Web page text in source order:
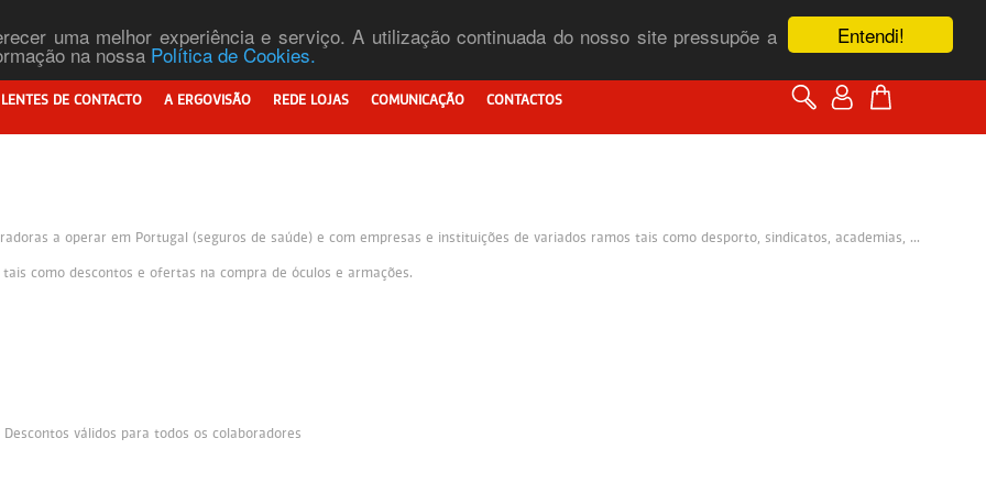
Entendi!
uma melhor experiência e serviço. A utilização continuada do nosso site pressupõe a
na nossa Política de Cookies.
LENTES DE CONTACTO A ERGOVISÃO REDE LOJAS COMUNICAÇÃO CONTACTOS
a operar em Portugal (seguros de saúde) e com empresas e instituições de variados ramos tais como desporto, sindicatos, academias, ...
como descontos e ofertas na compra de óculos e armações.
válidos para todos os colaboradores